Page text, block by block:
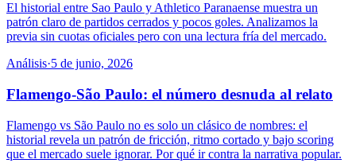
El historial entre Sao Paulo y Athletico Paranaense muestra un
patrón claro de partidos cerrados y pocos goles. Analizamos la
previa sin cuotas oficiales pero con una lectura fría del mercado.
Análisis·5 de junio, 2026
Flamengo-São Paulo: el número desnuda al relato
Flamengo vs São Paulo no es solo un clásico de nombres: el
historial revela un patrón de fricción, ritmo cortado y bajo scoring
que el mercado suele ignorar. Por qué ir contra la narrativa popular.